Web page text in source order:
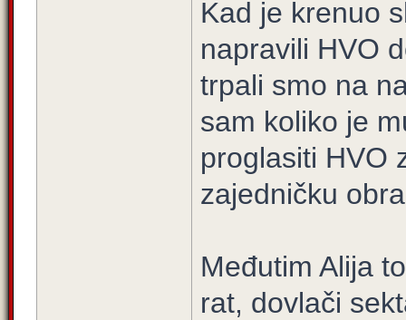
Kad je krenuo
napravili HVO
trpali smo na
sam koliko je
proglasiti HVO
zajedničku
Međutim Alija
rat, dovlači